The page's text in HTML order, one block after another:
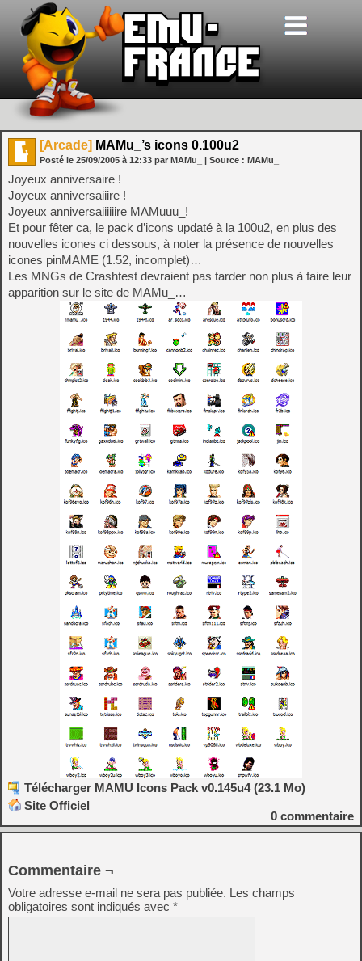
[Arcade] MAMu_’s icons 0.100u2
Posté le 25/09/2005 à 12:33 par MAMu_ | Source : MAMu_
Joyeux anniversaire !
Joyeux anniversaiiire !
Joyeux anniversaiiiiiire MAMuuu_!
Et pour fêter ca, le pack d’icons updaté à la 100u2, en plus des
nouvelles icones ci dessous, à noter la présence de nouvelles
icones pinMAME (1.52, incomplet)…
Les MNGs de Crashtest devraient pas tarder non plus à faire leur
apparition sur le site de MAMu_…
Télécharger MAMU Icons Pack v0.145u4 (23.1 Mo)
Site Officiel
0 commentaire
Commentaire ¬
Votre adresse e-mail ne sera pas publiée. Les champs
obligatoires sont indiqués avec *